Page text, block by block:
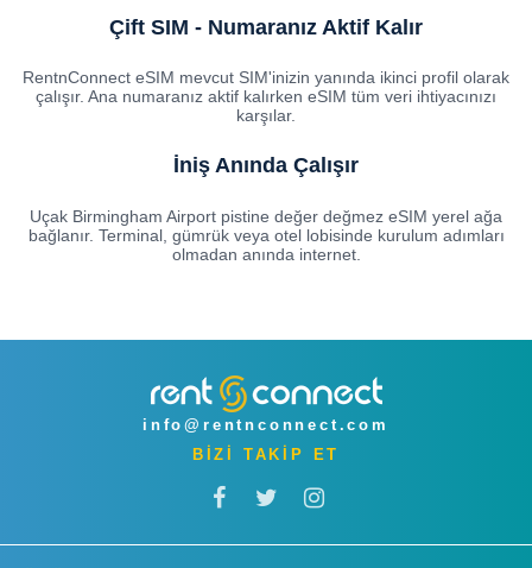
Çift SIM - Numaranız Aktif Kalır
RentnConnect eSIM mevcut SIM'inizin yanında ikinci profil olarak
çalışır. Ana numaranız aktif kalırken eSIM tüm veri ihtiyacınızı
karşılar.
İniş Anında Çalışır
Uçak Birmingham Airport pistine değer değmez eSIM yerel ağa
bağlanır. Terminal, gümrük veya otel lobisinde kurulum adımları
olmadan anında internet.
info@rentnconnect.com
BİZİ TAKİP ET